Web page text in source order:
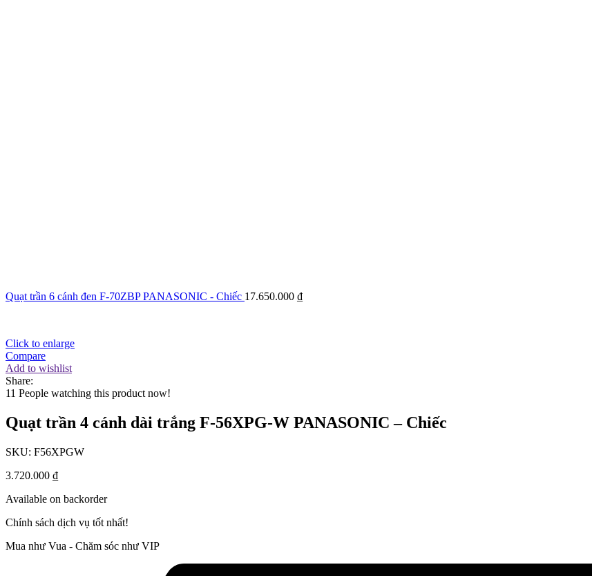
Quạt trần 6 cánh đen F-70ZBP PANASONIC - Chiếc 17.650.000 ₫
Click to enlarge
Compare
Add to wishlist
Share:
11 People watching this product now!
Quạt trần 4 cánh dài trắng F-56XPG-W PANASONIC – Chiếc
SKU: F56XPGW
3.720.000 ₫
Available on backorder
Chính sách dịch vụ tốt nhất!
Mua như Vua - Chăm sóc như VIP